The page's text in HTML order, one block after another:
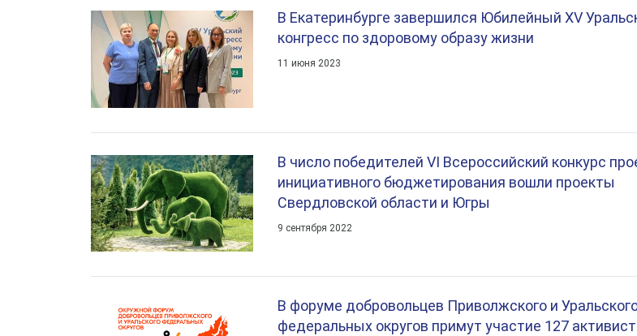
В Екатеринбурге завершился Юбилейный XV
конгресс по здоровому образу жизни
11 июня 2023
В число победителей VI Всероссийский конкурс
инициативного бюджетирования вошли проекты
Свердловской области и Югры
9 сентября 2022
В форуме добровольцев Приволжского и
федеральных округов примут участие 127